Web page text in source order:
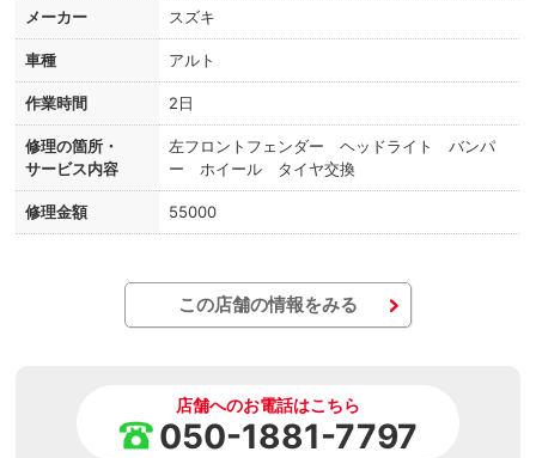
メーカー スズキ
車種 アルト
作業時間 2日
修理の箇所・
サービス内容
左フロントフェンダー ヘッドライト バンパ
ー ホイール タイヤ交換
修理金額 55000
この店舗の情報をみる
店舗へのお電話はこちら
050-1881-7797